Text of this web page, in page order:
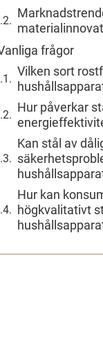
frågor
Vilken sort
Hur påverkar
Kan stål av
Hur kan
högkvalitativt